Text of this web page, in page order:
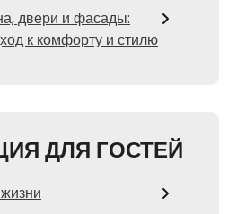
двери и фасады:
к комфорту и стилю
ДЛЯ ГОСТЕЙ